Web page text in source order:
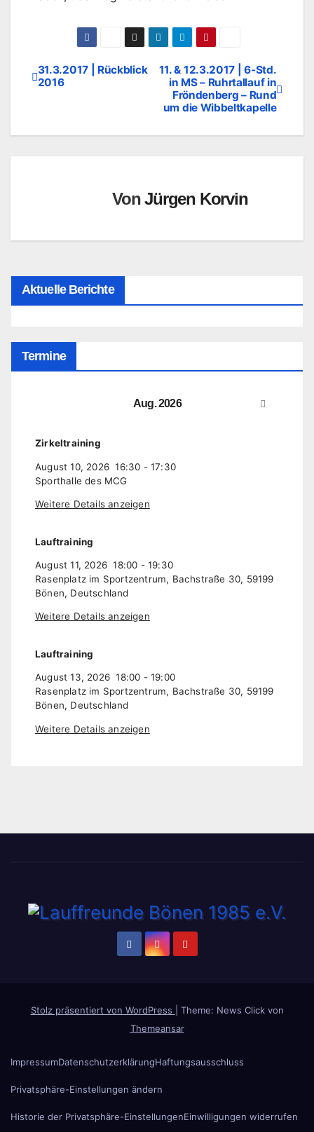
Beitragsnavigation11. & 12.3.2017 | 6-Std.
in MS – Ruhrtallauf in
Fröndenberg – Rund
um die Wibbeltkapelle
31.3.2017 | Rückblick
2016
VonJürgen Korvin
Aktuelle Berichte
Termine
Aug. 2026
Zirkeltraining
August 10, 2026 16:30 -17:30
Sporthalle des MCG
Weitere Details anzeigen
Lauftraining
August 11, 2026 18:00 -19:30
Rasenplatz im Sportzentrum, Bachstraße 30, 59199
Bönen, Deutschland
Weitere Details anzeigen
Lauftraining
August 13, 2026 18:00 -19:00
Rasenplatz im Sportzentrum, Bachstraße 30, 59199
Bönen, Deutschland
Weitere Details anzeigen
Stolz präsentiert von WordPress
Theme: News Click von
Themeansar
ImpressumDatenschutzerklärungHaftungsausschluss
Privatsphäre-Einstellungen ändern
Historie der Privatsphäre-EinstellungenEinwilligungen widerrufen